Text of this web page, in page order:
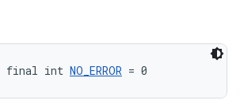
final int NO_ERROR = 0